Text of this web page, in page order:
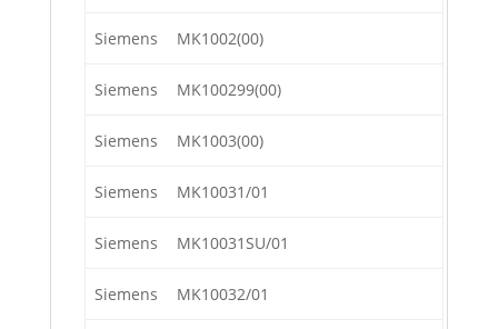
Siemens MK1002(00)
Siemens MK100299(00)
Siemens MK1003(00)
Siemens MK10031/01
Siemens MK10031SU/01
Siemens MK10032/01